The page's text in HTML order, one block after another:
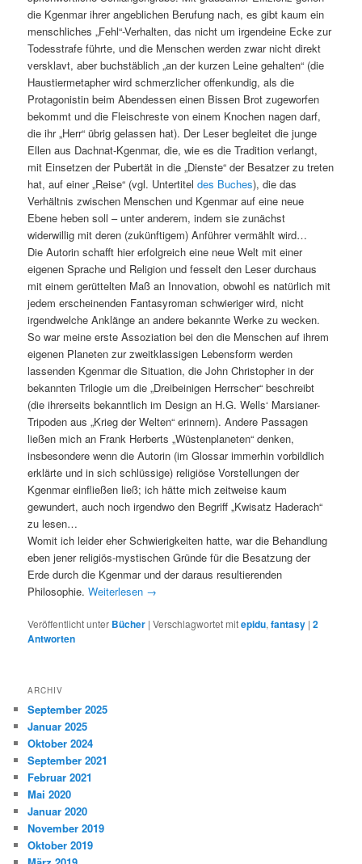
die Kgenmar ihrer angeblichen Berufung nach, es gibt kaum ein
menschliches „Fehl“-Verhalten, das nicht um irgendeine Ecke zur
Todesstrafe führte, und die Menschen werden zwar nicht direkt
versklavt, aber buchstäblich „an der kurzen Leine gehalten“ (die
Haustiermetapher wird schmerzlicher offenkundig, als die
Protagonistin beim Abendessen einen Bissen Brot zugeworfen
bekommt und die Fleischreste von einem Knochen nagen darf,
die ihr „Herr“ übrig gelassen hat). Der Leser begleitet die junge
Ellen aus Dachnat-Kgenmar, die, wie es die Tradition verlangt,
mit Einsetzen der Pubertät in die „Dienste“ der Besatzer zu treten
hat, auf einer „Reise“ (vgl. Untertiteldes Buches), die das
Verhältnis zwischen Menschen und Kgenmar auf eine neue
Ebene heben soll – unter anderem, indem sie zunächst
widerwillig mit deren (zukünftigem) Anführer vermählt wird…
Die Autorin schafft hier erfolgreich eine neue Welt mit einer
eigenen Sprache und Religion und fesselt den Leser durchaus
mit einem gerüttelten Maß an Innovation, obwohl es natürlich mit
jedem erscheinenden Fantasyroman schwieriger wird, nicht
irgendwelche Anklänge an andere bekannte Werke zu wecken.
So war meine erste Assoziation bei den die Menschen auf ihrem
eigenen Planeten zur zweitklassigen Lebensform werden
lassenden Kgenmar die Situation, die John Christopher in der
bekannten Trilogie um die „Dreibeinigen Herrscher“ beschreibt
(die ihrerseits bekanntlich im Design an H.G. Wells‘ Marsianer-
Tripoden aus „Krieg der Welten“ erinnern). Andere Passagen
ließen mich an Frank Herberts „Wüstenplaneten“ denken,
insbesondere wenn die Autorin (im Glossar immerhin vorbildlich
erklärte und in sich schlüssige) religiöse Vorstellungen der
Kgenmar einfließen ließ; ich hätte mich zeitweise kaum
gewundert, auch noch irgendwo den Begriff „Kwisatz Haderach“
zu lesen…
Womit ich leider eher Schwierigkeiten hatte, war die Behandlung
eben jener religiös-mystischen Gründe für die Besatzung der
Erde durch die Kgenmar und der daraus resultierenden
Philosophie.Weiterlesen →
Veröffentlicht unter Bücher |Verschlagwortet mitepidu,fantasy |2
Antworten
ARCHIV
September 2025
Januar 2025
Oktober 2024
September 2021
Februar 2021
Mai 2020
Januar 2020
November 2019
Oktober 2019